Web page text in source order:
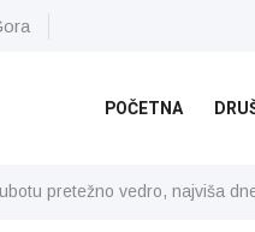
POČETNA
pretežno vedro, najviša